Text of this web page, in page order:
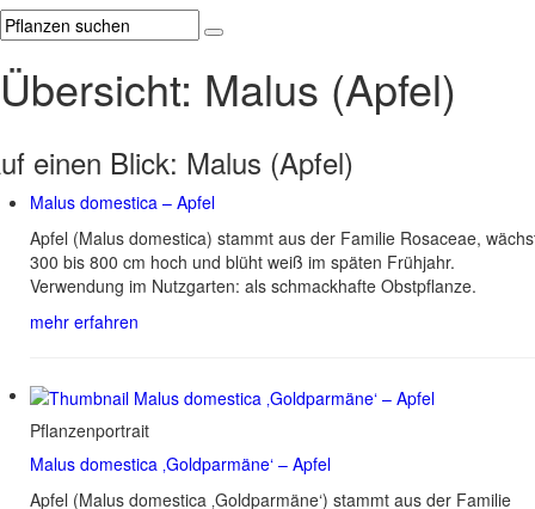
Übersicht: Malus (Apfel)
einen Blick: Malus (Apfel)
Malus domestica – Apfel
Apfel (Malus domestica) stammt aus der Familie Rosaceae,
300 bis 800 cm hoch und blüht weiß im späten Frühjahr.
Verwendung im Nutzgarten: als schmackhafte Obstpflanze.
mehr erfahren
Pflanzenportrait
Malus domestica ‚Goldparmäne‘ – Apfel
Apfel (Malus domestica ‚Goldparmäne‘) stammt aus der Familie